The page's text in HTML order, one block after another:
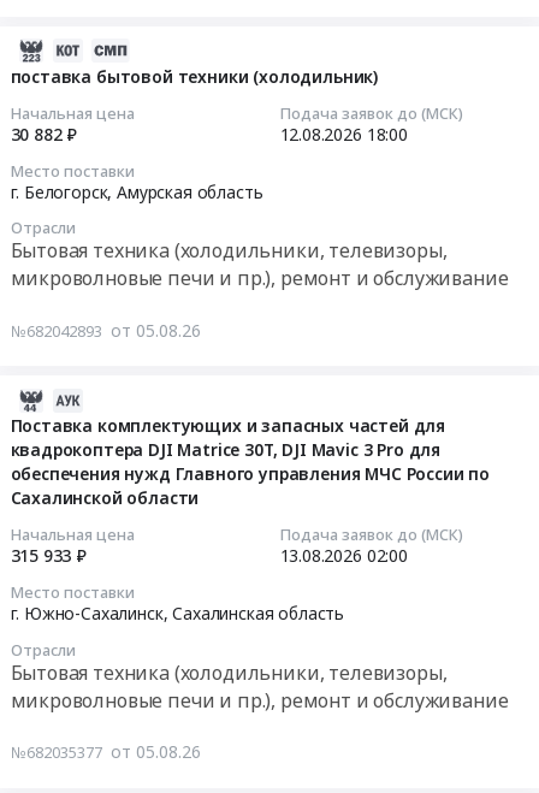
поставка бытовой техники (холодильник)
Начальная цена
30 882 ₽
Подача заявок до (МСК)
12.08.2026 18:00
Место поставки
г. Белогорск,Амурская область
Отрасли
Бытовая техника (холодильники, телевизоры,
микроволновые печи и пр.), ремонт и обслуживание
№682042893 от 05.08.26
Поставка комплектующих и запасных частей для
квадрокоптера DJI Matrice 30T, DJI Mavic 3 Pro для
обеспечения нужд Главного управления МЧС России по
Сахалинской области
Начальная цена
315 933 ₽
Подача заявок до (МСК)
13.08.2026 02:00
Место поставки
г. Южно-Сахалинск,Сахалинская область
Отрасли
Бытовая техника (холодильники, телевизоры,
микроволновые печи и пр.), ремонт и обслуживание
№682035377 от 05.08.26